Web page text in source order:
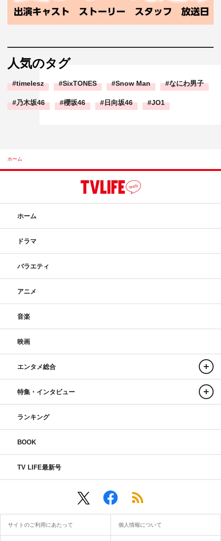
人気のタグ
timelesz SixTONES Snow Man なにわ男子
乃木坂46 櫻坂46 日向坂46 JO1
ホーム
ホーム
ドラマ
バラエティ
アニメ
音楽
映画
エンタメ総合
特集・インタビュー
ランキング
BOOK
TV LIFE最新号
サイトのご利用にあたって 個人情報について